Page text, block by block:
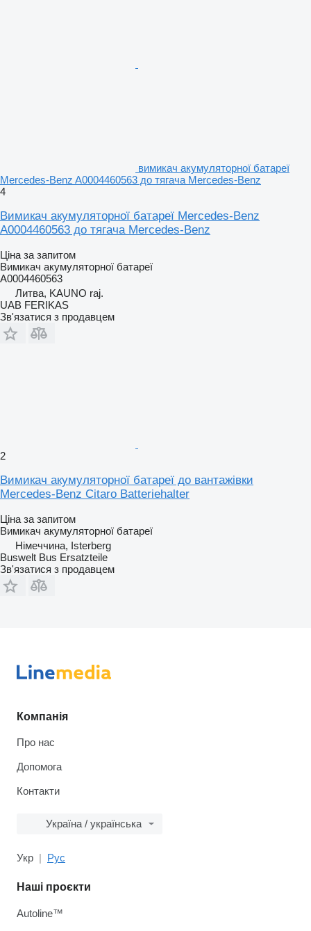
вимикач акумуляторної батареї
Mercedes-Benz A0004460563 до тягача Mercedes-Benz
4
Вимикач акумуляторної батареї Mercedes-Benz
A0004460563 до тягача Mercedes-Benz
Ціна за запитом
Вимикач акумуляторної батареї
A0004460563
Литва, KAUNO raj.
UAB FERIKAS
Зв'язатися з продавцем
2
Вимикач акумуляторної батареї до вантажівки
Mercedes-Benz Citaro Batteriehalter
Ціна за запитом
Вимикач акумуляторної батареї
Німеччина, Isterberg
Buswelt Bus Ersatzteile
Зв'язатися з продавцем
Компанія
Про нас
Допомога
Контакти
Україна / українська
Укр Рус
Наші проєкти
Autoline™